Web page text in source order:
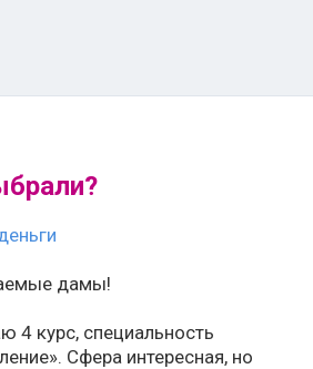
дамы!
4 курс, специальность
Сфера интересная, но